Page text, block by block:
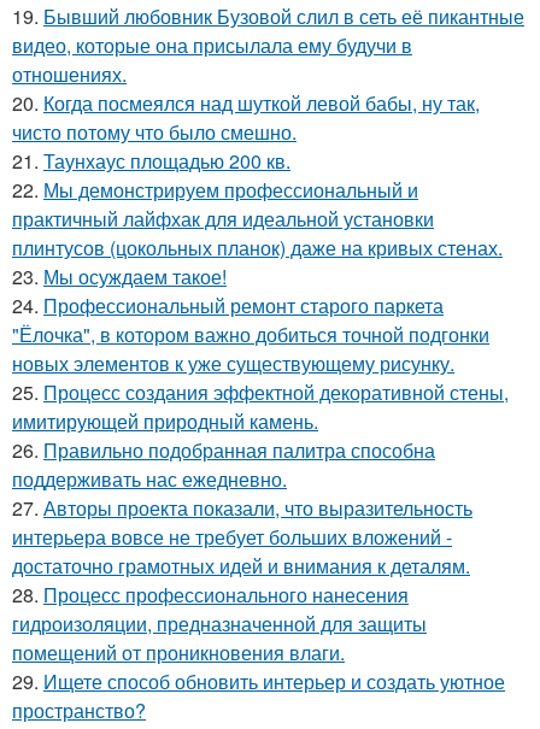
19. Бывший любовник Бузовой слил в сеть её пикантные
видео, которые она присылала ему будучи в
отношениях.
20. Когда посмеялся над шуткой левой бабы, ну так,
чисто потому что было смешно.
21. Таунхаус площадью 200 кв.
22. Мы демонстрируем профессиональный и
практичный лайфхак для идеальной установки
плинтусов (цокольных планок) даже на кривых стенах.
23. Мы осуждаем такое!
24. Профессиональный ремонт старого паркета
"Ёлочка", в котором важно добиться точной подгонки
новых элементов к уже существующему рисунку.
25. Процесс создания эффектной декоративной стены,
имитирующей природный камень.
26. Правильно подобранная палитра способна
поддерживать нас ежедневно.
27. Авторы проекта показали, что выразительность
интерьера вовсе не требует больших вложений -
достаточно грамотных идей и внимания к деталям.
28. Процесс профессионального нанесения
гидроизоляции, предназначенной для защиты
помещений от проникновения влаги.
29. Ищете способ обновить интерьер и создать уютное
пространство?